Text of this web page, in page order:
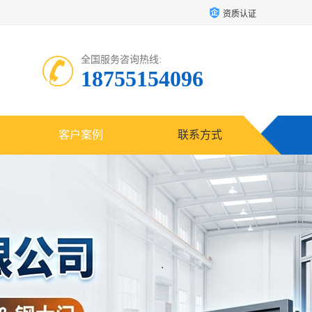
资质认证
全国服务咨询热线:
18755154096
客户案例 联系方式